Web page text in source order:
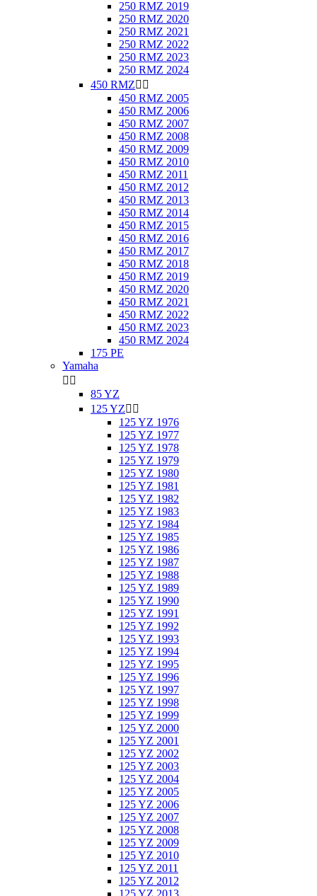
250 RMZ 2019
250 RMZ 2020
250 RMZ 2021
250 RMZ 2022
250 RMZ 2023
250 RMZ 2024
450 RMZ 
450 RMZ 2005
450 RMZ 2006
450 RMZ 2007
450 RMZ 2008
450 RMZ 2009
450 RMZ 2010
450 RMZ 2011
450 RMZ 2012
450 RMZ 2013
450 RMZ 2014
450 RMZ 2015
450 RMZ 2016
450 RMZ 2017
450 RMZ 2018
450 RMZ 2019
450 RMZ 2020
450 RMZ 2021
450 RMZ 2022
450 RMZ 2023
450 RMZ 2024
175 PE
Yamaha
 
85 YZ
125 YZ 
125 YZ 1976
125 YZ 1977
125 YZ 1978
125 YZ 1979
125 YZ 1980
125 YZ 1981
125 YZ 1982
125 YZ 1983
125 YZ 1984
125 YZ 1985
125 YZ 1986
125 YZ 1987
125 YZ 1988
125 YZ 1989
125 YZ 1990
125 YZ 1991
125 YZ 1992
125 YZ 1993
125 YZ 1994
125 YZ 1995
125 YZ 1996
125 YZ 1997
125 YZ 1998
125 YZ 1999
125 YZ 2000
125 YZ 2001
125 YZ 2002
125 YZ 2003
125 YZ 2004
125 YZ 2005
125 YZ 2006
125 YZ 2007
125 YZ 2008
125 YZ 2009
125 YZ 2010
125 YZ 2011
125 YZ 2012
125 YZ 2013